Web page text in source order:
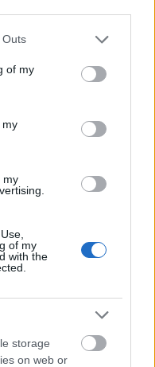
one or more Google
You may click to
its third-party tags to
in below Google
Outs
of my
my
my
of my
with the
storage
on web or
különböző